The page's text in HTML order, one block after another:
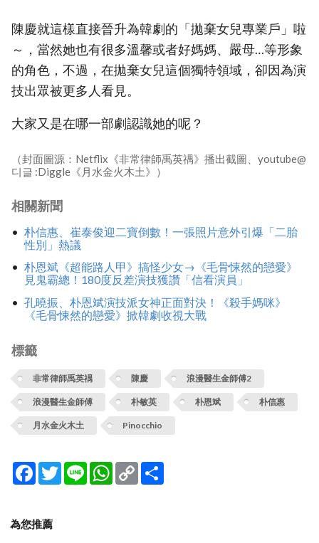
陳慶就這樣直接晉升為韓劇的「拋棄女兒專業戶」啦
～，當然她也有很多溫馨或者好媽媽、嚴母…等形象
的角色，不過，在拋棄女兒這個獨特領域，卻因為演
技出眾被更多人看見。
大家又是在哪一部劇認識她的呢？
（封面圖源：Netflix《非常律師禹英禑》播出截圖、youtube@
디글 :Diggle《月水金火木土》）
相關新聞
朴信惠、崔泰俊迎二寶倒數！一張照片意外引爆「二胎
性別」熱議
朴恩斌《超能路人甲》搞怪少女→《毛骨悚然的戀愛》
見鬼霸總！180度反差演技獲讚「信看演員」
孔曉振、朴恩斌演技派女神正面對決！《殺手媽咪》
《毛骨悚然的戀愛》掀韓劇收視大戰
標籤
非常律師禹英禑 陳慶 浪漫醫生金師傅2
浪漫醫生金師傅 朴敏英 朴恩斌 朴信惠
月水金火木土 Pinocchio
Facebook
TwitterLine WhatsApp
Copy
Link
為您推薦